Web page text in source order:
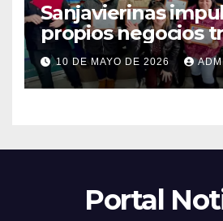
Sanjavierinas
propios negocios
capacitarse junto al
10 DE MAYO DE 2026
Portal